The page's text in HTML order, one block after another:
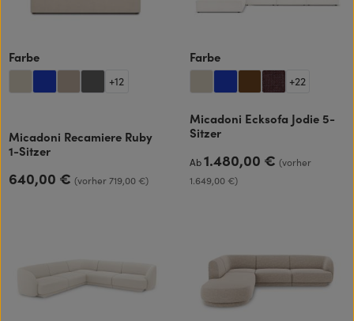
Farbeauswählen
+12
Micadoni Recamiere Ruby
1-Sitzer
Regulärer Preis:
640,00 €(vorher 719,00 €)
Farbeauswählen
+22
Micadoni Ecksofa Jodie 5-
Sitzer
Regulärer Preis:
Ab1.480,00 €(vorher
1.649,00 €)